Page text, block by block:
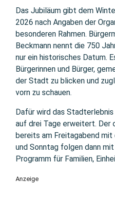
Das Jubiläum gibt dem
2026 nach Angaben der
besonderen Rahmen.
Beckmann nennt die 750
nur ein historisches Datum.
Bürgerinnen und Bürger,
der Stadt zu blicken und
vorn zu schauen.
Dafür wird das
auf drei Tage erweitert.
bereits am Freitagabend
und Sonntag folgen dann
Programm für Familien,
Anzeige